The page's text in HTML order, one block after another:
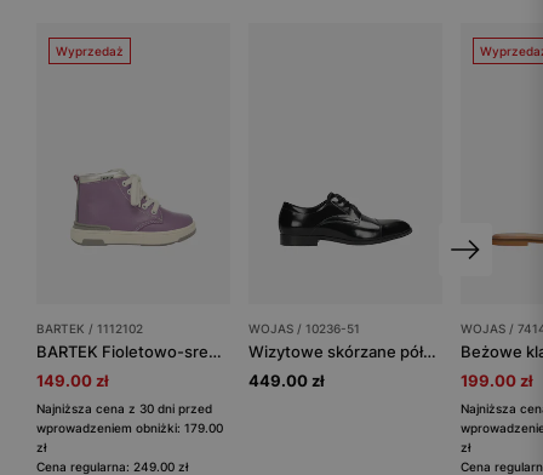
Wyprzedaż
BARTEK / 1112102
BARTEK Fioletowo-srebrne trzewiki dla dziewczynki 1112102
149.00 zł
Najniższa cena z 30 dni przed
wprowadzeniem obniżki: 179.00
zł
Cena regularna: 249.00 zł
WOJAS / 10236-51
Wizytowe skórzane półbuty męskie
449.00 zł
WOJAS /
199.00 zł
Najniższa
zł
Cena